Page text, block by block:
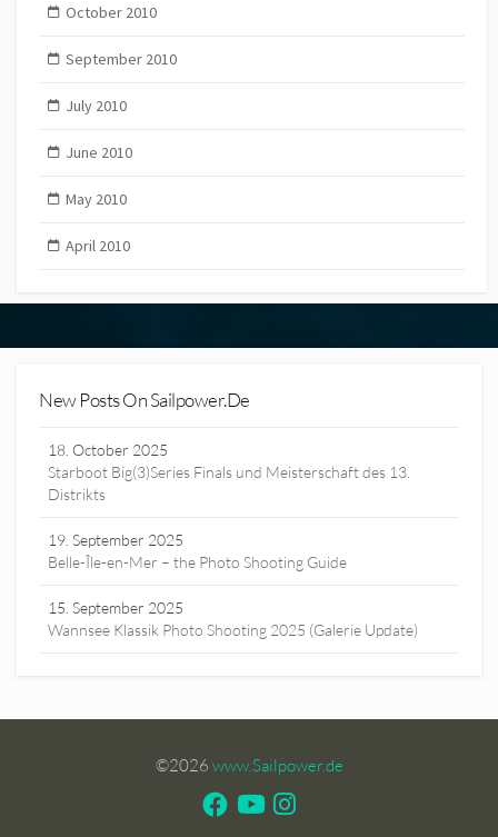
October 2010
September 2010
July 2010
June 2010
May 2010
April 2010
New Posts On Sailpower.de
18. October 2025
Starboot Big(3)Series Finals und Meisterschaft des 13.
Distrikts
19. September 2025
Belle-Île-en-Mer – the Photo Shooting Guide
15. September 2025
Wannsee Klassik Photo Shooting 2025 (Galerie Update)
©2026 www.Sailpower.de
Facebook
YoutubeInstagram